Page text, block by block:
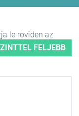
FELJEBB
le röviden az